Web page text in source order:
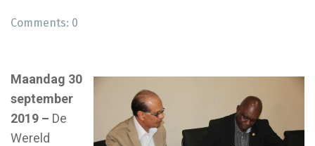
Comments: 0
Maandag 30
september
2019 – De
Wereld